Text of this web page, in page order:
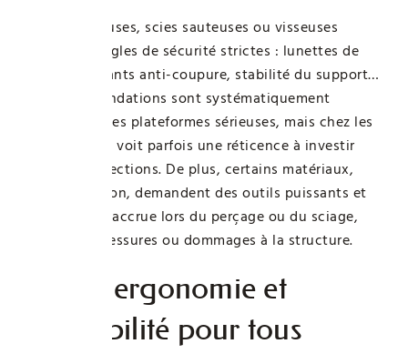
Utiliser perceuses, scies sauteuses ou visseuses
impose des règles de sécurité strictes : lunettes de
protection, gants anti-coupure, stabilité du support…
Ces recommandations sont systématiquement
abordées sur les plateformes sérieuses, mais chez les
débutants, on voit parfois une réticence à investir
dans ces protections. De plus, certains matériaux,
comme le béton, demandent des outils puissants et
une vigilance accrue lors du perçage ou du sciage,
pour éviter blessures ou dommages à la structure.
Penser ergonomie et
accessibilité pour tous